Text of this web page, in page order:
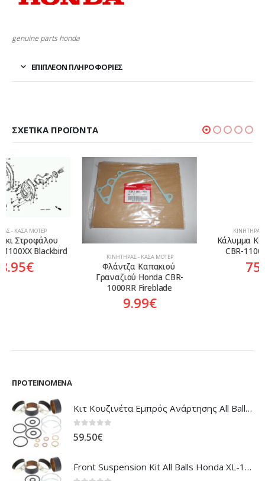
genuine parts honda
ΕΠΙΠΛΈΟΝ ΠΛΗΡΟΦΟΡΊΕΣ
ΣΧΕΤΙΚΆ ΠΡΟΪΌΝΤΑ
ΚΙΝΗΤΉΡΑΣ - ΚΆΣΑ ΜΟΤΈΡ
Φλάντζα Καπακιού
Γραναζιού Honda CBR-
ΚΙΝΗΤΉΡΑΣ - ΚΆΣΑ ΜΟΤΈΡ
Κάλυμμα Κεντρικό Honda
CBR-1100XX Blackbird
ΠΡΟΤΕΙΝΌΜΕΝΑ
Κιτ Κουζινέτα Εμπρός Ανάρτησης All Balls Honda CBR-1100XX Blackbird
0 out of 5
59.50€
Front Suspension Kit All Balls Honda XL-1000V Varadero